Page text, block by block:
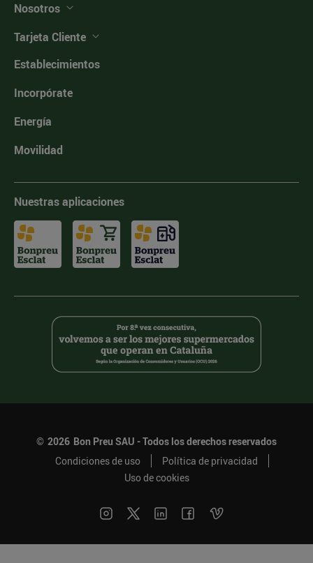
Nosotros
Tarjeta Cliente
Establecimientos
Incorpórate
Energía
Movilidad
Nuestras aplicaciones
© 2026 Bon Preu SAU - Todos los derechos reservados
Condiciones de uso
Política de privacidad
Uso de cookies